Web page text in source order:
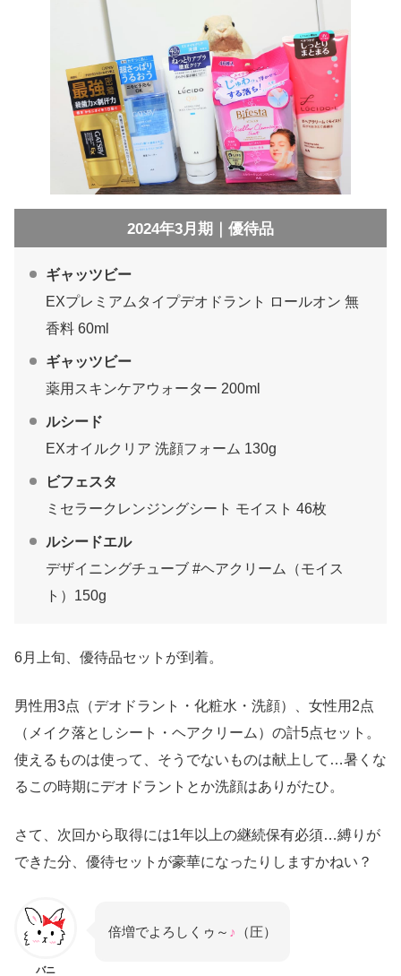
2024年3月期｜優待品
ギャッツビー
EXプレミアムタイプデオドラント ロールオン 無
香料 60ml
ギャッツビー
薬用スキンケアウォーター 200ml
ルシード
EXオイルクリア 洗顔フォーム 130g
ビフェスタ
ミセラークレンジングシート モイスト 46枚
ルシードエル
デザイニングチューブ #ヘアクリーム（モイス
ト）150g
6月上旬、優待品セットが到着。
男性用3点（デオドラント・化粧水・洗顔）、女性用2点
（メイク落としシート・ヘアクリーム）の計5点セット。
使えるものは使って、そうでないものは献上して…暑くな
るこの時期にデオドラントとか洗顔はありがたひ。
さて、次回から取得には1年以上の継続保有必須…縛りが
できた分、優待セットが豪華になったりしますかねい？
バニ
倍増でよろしくゥ～ ♪ （圧）